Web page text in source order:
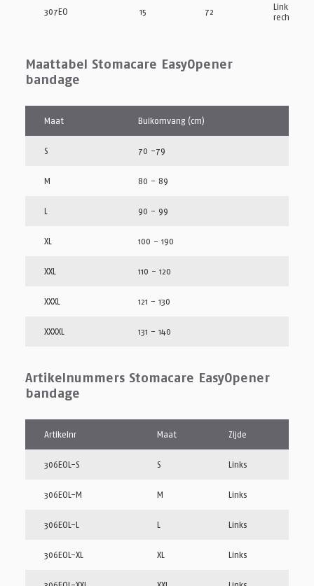
307EO 15 72
Links/
rechts
Maattabel Stomacare EasyOpener
bandage
Maat Buikomvang (cm)
S 70 -79
M 80 - 89
L 90 - 99
XL 100 - 190
XXL 110 - 120
XXXL 121 - 130
XXXXL 131 - 140
Artikelnummers Stomacare EasyOpener
bandage
Artikelnr Maat Zijde
306EOL-S S Links
306EOL-M M Links
306EOL-L L Links
306EOL-XL XL Links